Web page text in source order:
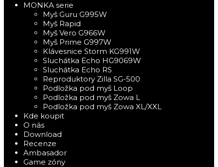
MONKA serie
Myš Guru G995W
Myš Rapid
Myš Vero G966W
Myš Prime G997W
Klávesnice Storm KG991W
Sluchátka Echo HG9069W
Sluchátka Echo RS
Reproduktory Zilla SG-500
Podložka pod myš Loop
Podložka pod myš Zowa L
Podložka pod myš Zowa XL/XXL
Kde koupit
O nás
Download
Recenze
Ambasador
Game zóny